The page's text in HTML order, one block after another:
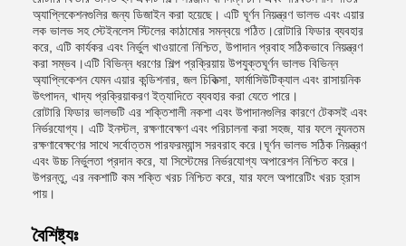
অ্যাপ্লিকেশনগুলির জন্য ডিজাইন করা হয়েছে। এটি ঘূর্ণন নিয়ন্ত্রণ ভালভ এবং এয়ার
লক ভালভ সহ স্টেইনলেস স্টিলের কাঠামোর সমন্বয়ে গঠিত।রোটারি ফিডার ব্যবহার
করে, এটি কার্যকর এবং নির্ভুল খাওয়ানো নিশ্চিত, উপাদান প্রবাহ সঠিকভাবে নিয়ন্ত্রণ
করা সম্ভব।এটি বিভিন্ন ধরণের শিল্প প্রক্রিয়ায় উপযুক্তঘূর্ণন ভালভ বিভিন্ন
অ্যাপ্লিকেশন যেমন এয়ার কন্ডিশনার, জল চিকিত্সা, ফার্মাসিউটিক্যাল এবং রাসায়নিক
উৎপাদন, খাদ্য প্রক্রিয়াকরণ ইত্যাদিতে ব্যবহার করা যেতে পারে।
রোটারি ফিডার ভালভটি এর শক্তিশালী নকশা এবং উপাদানগুলির কারণে টেকসই এবং
নির্ভরযোগ্য। এটি ইনস্টল, রক্ষণাবেক্ষণ এবং পরিচালনা করা সহজ, যার ফলে ন্যূনতম
রক্ষণাবেক্ষণের সাথে সর্বোত্তম পারফরম্যান্স সরবরাহ করে।ঘূর্ণন ভালভ সঠিক নিয়ন্ত্রণ
এবং উচ্চ নির্ভুলতা প্রদান করে, যা সিস্টেমের নির্ভরযোগ্য অপারেশন নিশ্চিত করে।
উপরন্তু, এর নকশাটি কম শক্তি খরচ নিশ্চিত করে, যার ফলে অপারেটিং খরচ হ্রাস
পায়।
বৈশিষ্ট্যঃ